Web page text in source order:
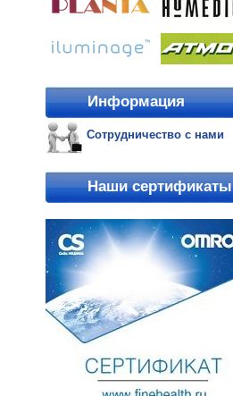
Информация
Сотрудничество с нами
Наши сертификаты